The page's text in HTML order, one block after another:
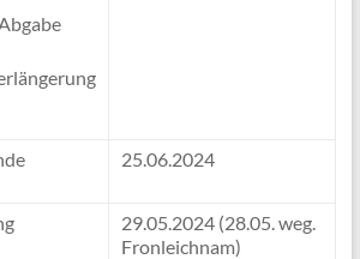
25.06.2024
29.05.2024 (28.05. weg.
Fronleichnam)